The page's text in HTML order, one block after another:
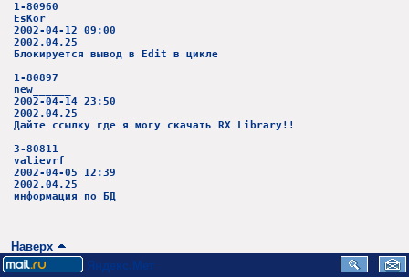
1-80960
EsKor
2002-04-12 09:00
2002.04.25
Блокируется вывод в Edit в цикле
1-80897
new______
2002-04-14 23:50
2002.04.25
Дайте ссылку где я могу скачать RX Library!!
3-80811
valievrf
2002-04-05 12:39
2002.04.25
информация по БД
Наверх